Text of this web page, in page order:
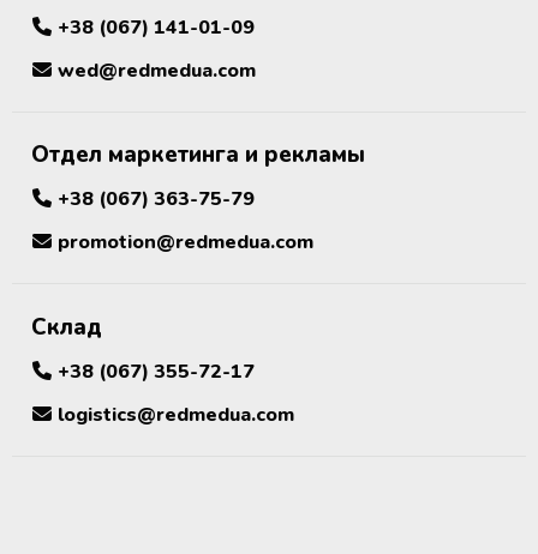
+38 (067) 141-01-09
wed@redmedua.com
Отдел маркетинга и рекламы
+38 (067) 363-75-79
promotion@redmedua.com
Склад
+38 (067) 355-72-17
logistics@redmedua.com